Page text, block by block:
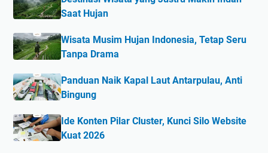
Saat Hujan
Wisata Musim Hujan Indonesia, Tetap Seru
Tanpa Drama
Panduan Naik Kapal Laut Antarpulau, Anti
Bingung
Ide Konten Pilar Cluster, Kunci Silo Website
Kuat 2026